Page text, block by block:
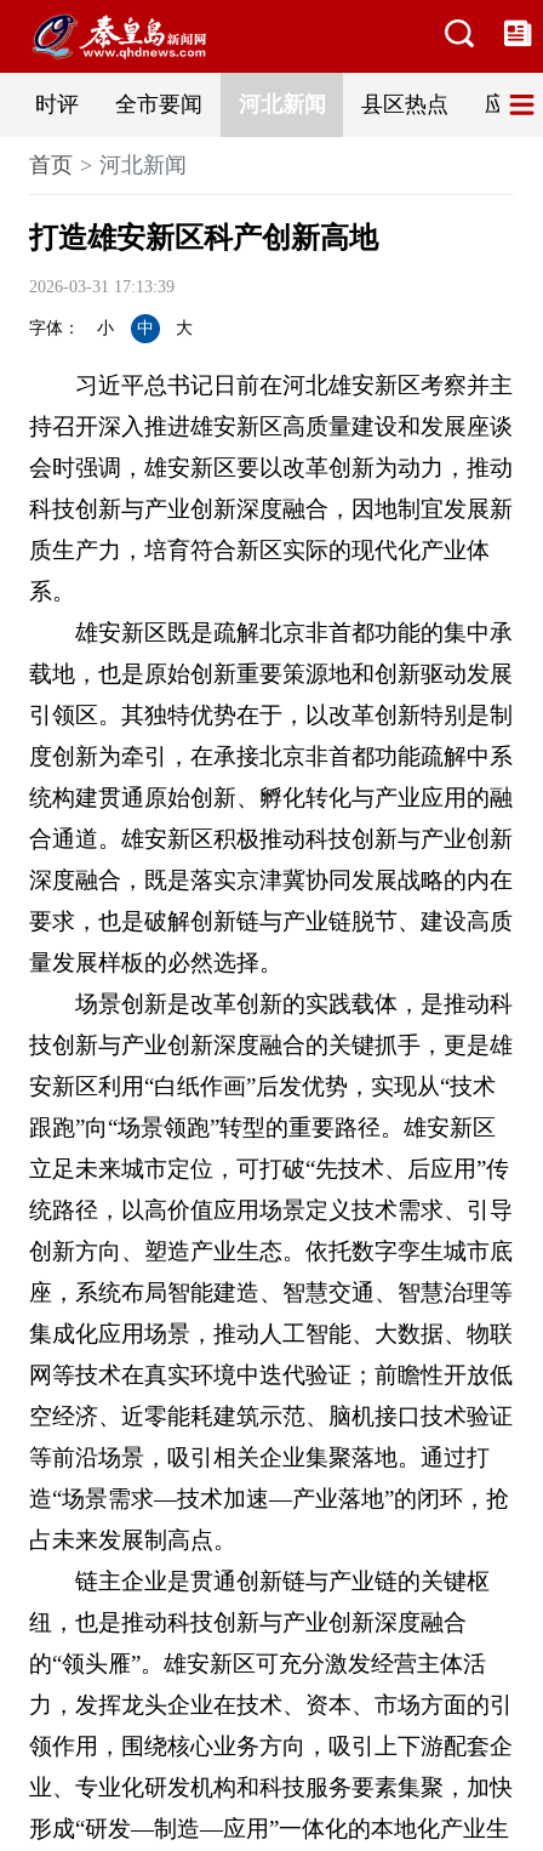
时评 全市要闻 河北新闻 县区热点 应急
首页 河北新闻
打造雄安新区科产创新高地
2026-03-31 17:13:39
字体： 小 中 大
习近平总书记日前在河北雄安新区考察并主
持召开深入推进雄安新区高质量建设和发展座谈
会时强调，雄安新区要以改革创新为动力，推动
科技创新与产业创新深度融合，因地制宜发展新
质生产力，培育符合新区实际的现代化产业体
系。
雄安新区既是疏解北京非首都功能的集中承
载地，也是原始创新重要策源地和创新驱动发展
引领区。其独特优势在于，以改革创新特别是制
度创新为牵引，在承接北京非首都功能疏解中系
统构建贯通原始创新、孵化转化与产业应用的融
合通道。雄安新区积极推动科技创新与产业创新
深度融合，既是落实京津冀协同发展战略的内在
要求，也是破解创新链与产业链脱节、建设高质
量发展样板的必然选择。
场景创新是改革创新的实践载体，是推动科
技创新与产业创新深度融合的关键抓手，更是雄
安新区利用“白纸作画”后发优势，实现从“技术
跟跑”向“场景领跑”转型的重要路径。雄安新区
立足未来城市定位，可打破“先技术、后应用”传
统路径，以高价值应用场景定义技术需求、引导
创新方向、塑造产业生态。依托数字孪生城市底
座，系统布局智能建造、智慧交通、智慧治理等
集成化应用场景，推动人工智能、大数据、物联
网等技术在真实环境中迭代验证；前瞻性开放低
空经济、近零能耗建筑示范、脑机接口技术验证
等前沿场景，吸引相关企业集聚落地。通过打
造“场景需求—技术加速—产业落地”的闭环，抢
占未来发展制高点。
链主企业是贯通创新链与产业链的关键枢
纽，也是推动科技创新与产业创新深度融合
的“领头雁”。雄安新区可充分激发经营主体活
力，发挥龙头企业在技术、资本、市场方面的引
领作用，围绕核心业务方向，吸引上下游配套企
业、专业化研发机构和科技服务要素集聚，加快
形成“研发—制造—应用”一体化的本地化产业生